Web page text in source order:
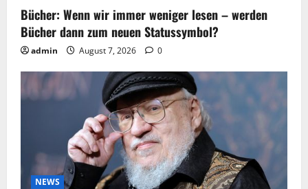
Bücher: Wenn wir immer weniger lesen – werden
Bücher dann zum neuen Statussymbol?
admin August 7, 2026 0
NEWS